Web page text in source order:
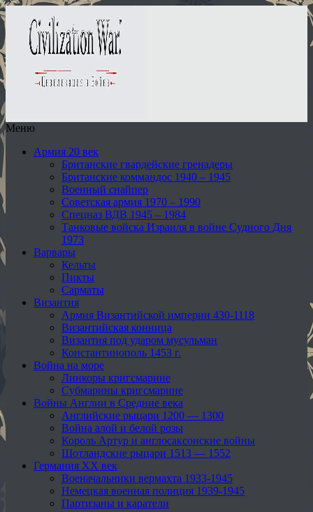
Меню
Армия 20 век
Британские гвардейские гренадеры
Британские коммандос 1940 – 1945
Военный снайпер
Советская армия 1970 – 1990
Спецназ ВДВ 1945 – 1984
Танковые войска Израиля в войне Судного Дня
1973
Варвары
Кельты
Пикты
Сарматы
Византия
Армия Византийской империи 430-1118
Византийская конница
Византия под ударом мусульман
Константинополь 1453 г.
Война на море
Линкоры кригсмарине
Субмарины кригсмарине
Войны Англии в Средние века
Английские рыцари 1200 — 1300
Война алой и белой розы
Король Артур и англосаксонские войны
Шотландские рыцари 1513 — 1552
Германия XX век
Военачальники вермахта 1933-1945
Немецкая военная полиция 1939-1945
Партизаны и каратели